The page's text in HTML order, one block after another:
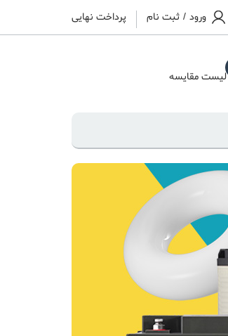
پرداخت نهایی ثبت نام / ورود
لیست مقایسه